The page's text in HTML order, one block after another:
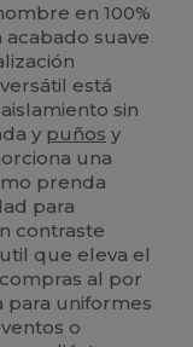
en 100%
suave
está
sin
y puños y
una
prenda
para
contraste
que eleva el
al por
para uniformes
o